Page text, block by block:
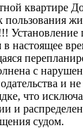
квартире
пользования
Установление
с
и не
что
и
судом.